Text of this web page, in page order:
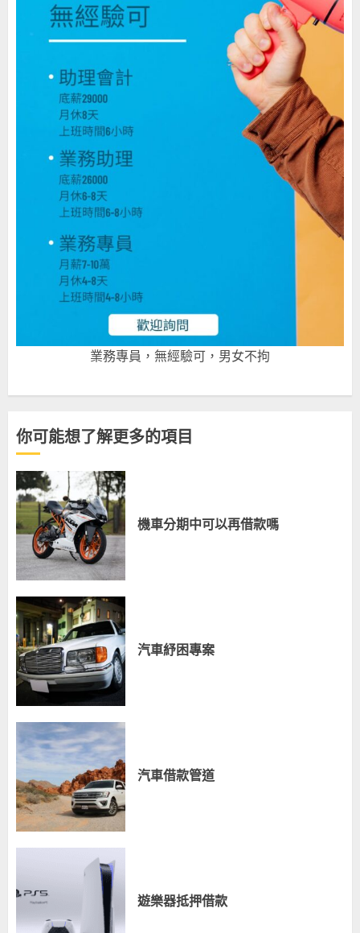
業務專員，無經驗可，男女不拘
你可能想了解更多的項目
機車分期中可以再借款嗎
汽車紓困專案
汽車借款管道
遊樂器抵押借款